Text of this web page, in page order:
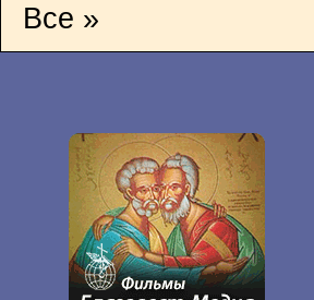
Все »